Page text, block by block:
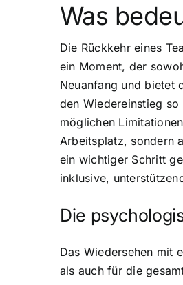
Was
Die Rückkehr eines
ein Moment, der
Neuanfang und bietet
den Wiedereinstieg
möglichen
Arbeitsplatz, sondern
ein wichtiger Schritt
inklusive,
Die
Das Wiedersehen mit
als auch für die